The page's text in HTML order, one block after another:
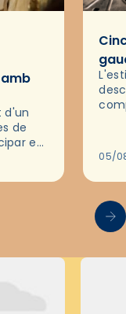
d'un
de
en
05/